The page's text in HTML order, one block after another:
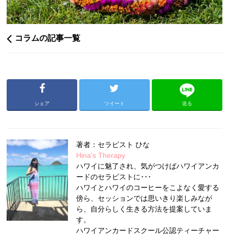
コラムの記事一覧
シェア ツイート 送る
著者：セラピスト ひな
Hina's Therapy
ハワイに魅了され、気がつけばハワイアンカ
ードのセラピストに･･･
ハワイとハワイのコーヒーをこよなく愛する
傍ら、セッションでは思いきり楽しみなが
ら、自分らしく生きる方法を提案していま
す。
ハワイアンカードスクール公認ティーチャー